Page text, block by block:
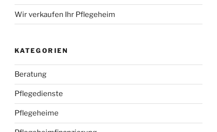
Wir verkaufen Ihr Pflegeheim
KATEGORIEN
Beratung
Pflegedienste
Pflegeheime